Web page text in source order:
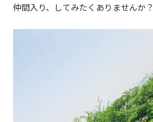
仲間入り、してみたくありませんか？